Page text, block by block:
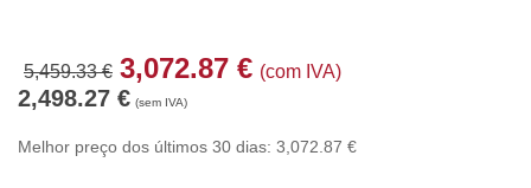
5,459.33€ 3,072.87 € (com IVA)
2,498.27 € (sem IVA)
Melhor preço dos últimos 30 dias: 3,072.87 €